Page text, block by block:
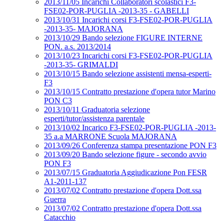
2013/11/05 Incarichi Collaboratori scolastici F3-
FSE02-POR-PUGLIA -2013-35 - GABELLI
2013/10/31 Incarichi corsi F3-FSE02-POR-PUGLIA
-2013-35- MAJORANA
2013/10/29 Bando selezione FIGURE INTERNE
PON. a.s. 2013/2014
2013/10/23 Incarichi corsi F3-FSE02-POR-PUGLIA
-2013-35- GRIMALDI
2013/10/15 Bando selezione assistenti mensa-esperti-
F3
2013/10/15 Contratto prestazione d'opera tutor Marino
PON C3
2013/10/11 Graduatoria selezione
esperti/tutor/assistenza parentale
2013/10/02 Incarico F3-FSE02-POR-PUGLIA -2013-
35 a.a MARRONE Scuola MAJORANA
2013/09/26 Conferenza stampa presentazione PON F3
2013/09/20 Bando selezione figure - secondo avvio
PON F3
2013/07/15 Graduatoria Aggiudicazione Pon FESR
A1-2011-137
2013/07/02 Contratto prestazione d'opera Dott.ssa
Guerra
2013/07/02 Contratto prestazione d'opera Dott.ssa
Catacchio